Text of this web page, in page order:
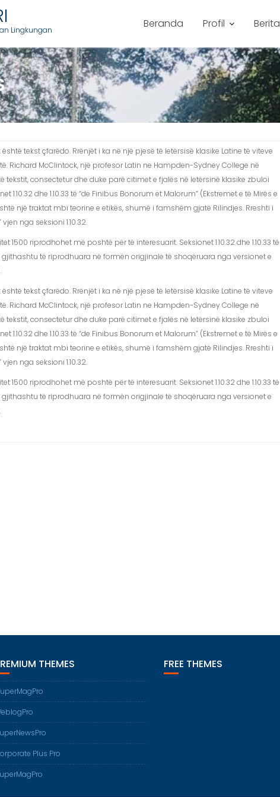
Lingkungan Beranda Profil Berita
tekst çfarëdo. Rrënjët i ka në një pjesë të letërsisë klasike Latine të viteve
Richard McClintock, një profesor Latin ne Hampden-Sydney College në
tekstit, consectetur dhe duke parë citimet e fjalës në letërsinë klasike zbuloi
dhe 1.10.33 të “de Finibus Bonorum et Malorum” (Ekstremet e të Mirës e
një traktat mbi teorine e etikës, shumë i famshëm gjatë Rilindjes. Rreshti i
nga seksioni 1.10.32.
1500 riprodhohet më poshtë për të interesuarit. Seksionet 1.10.32 dhe 1.10.33 të
të riprodhuara në formën origjinale të shoqëruara nga versionet e
tekst çfarëdo. Rrënjët i ka në një pjesë të letërsisë klasike Latine të viteve
Richard McClintock, një profesor Latin ne Hampden-Sydney College në
tekstit, consectetur dhe duke parë citimet e fjalës në letërsinë klasike zbuloi
dhe 1.10.33 të “de Finibus Bonorum et Malorum” (Ekstremet e të Mirës e
një traktat mbi teorine e etikës, shumë i famshëm gjatë Rilindjes. Rreshti i
nga seksioni 1.10.32.
1500 riprodhohet më poshtë për të interesuarit. Seksionet 1.10.32 dhe 1.10.33 të
të riprodhuara në formën origjinale të shoqëruara nga versionet e
THEMES
Plus Pro
FREE THEMES